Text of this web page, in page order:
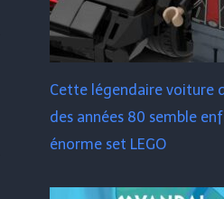
Cette légendaire voiture
des années 80 semble
énorme set LEGO